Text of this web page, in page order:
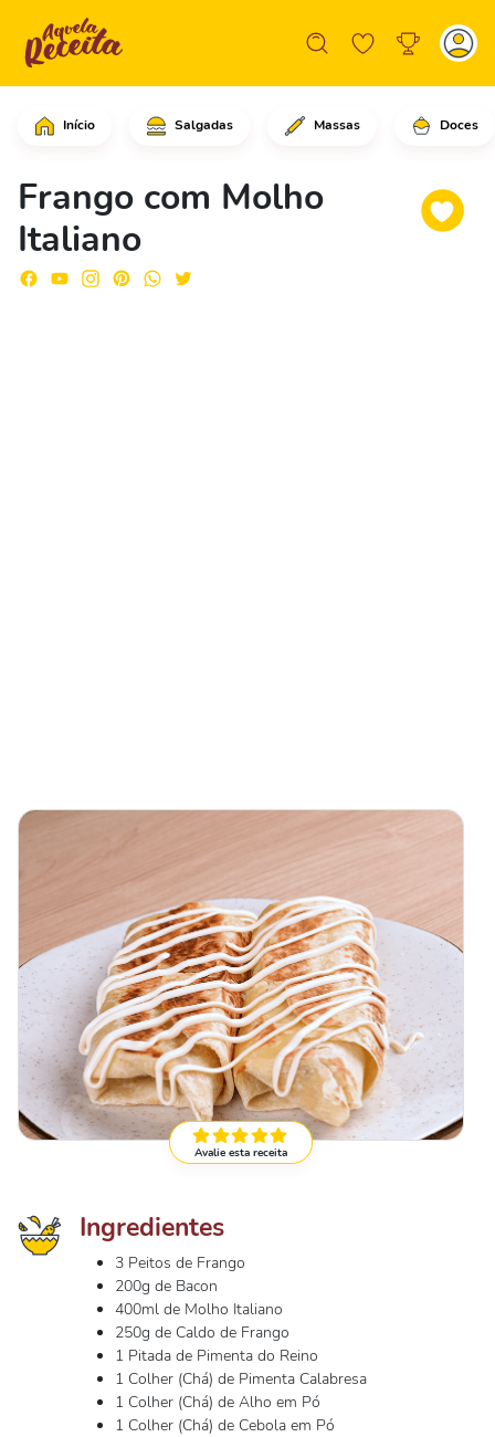
Início Salgadas Massas Doces
Frango com Molho
Italiano
Comece adicionando os peitos de
Avalie esta receita
Ingredientes
3 Peitos de Frango
200g de Bacon
400ml de Molho Italiano
250g de Caldo de Frango
1 Pitada de Pimenta do Reino
1 Colher (Chá) de Pimenta Calabresa
1 Colher (Chá) de Alho em Pó
1 Colher (Chá) de Cebola em Pó